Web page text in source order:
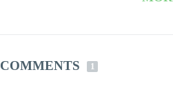
COMMENTS 1